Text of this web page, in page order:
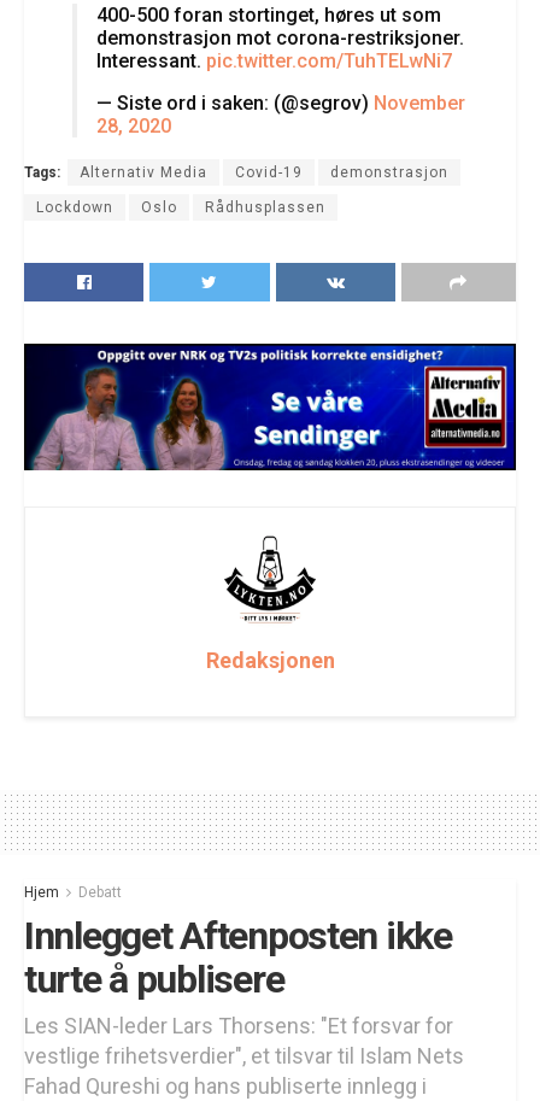
400-500 foran stortinget, høres ut som
demonstrasjon mot corona-restriksjoner.
Interessant. pic.twitter.com/TuhTELwNi7
— Siste ord i saken: (@segrov) November
28, 2020
Tags: Alternativ Media Covid-19 demonstrasjon
Lockdown Oslo Rådhusplassen
Redaksjonen
Hjem Debatt
Innlegget Aftenposten ikke
turte å publisere
Les SIAN-leder Lars Thorsens: "Et forsvar for
vestlige frihetsverdier", et tilsvar til Islam Nets
Fahad Qureshi og hans publiserte innlegg i